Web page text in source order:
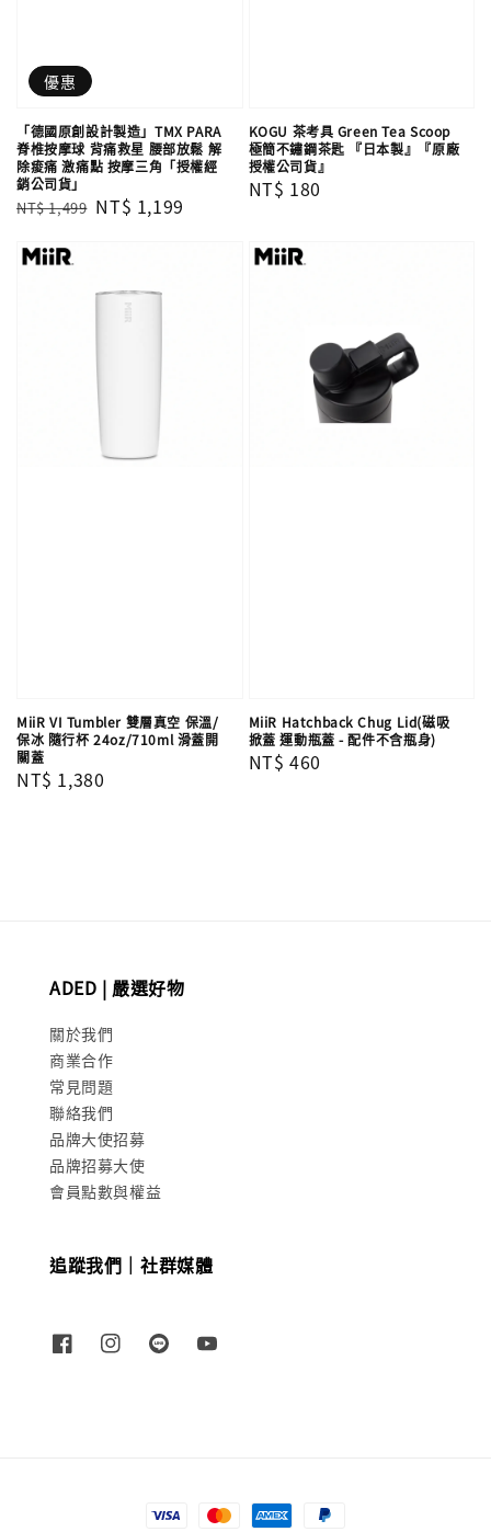
優惠
「德國原創設計製造」TMX PARA
脊椎按摩球 背痛救星 腰部放鬆 解
除痠痛 激痛點 按摩三角「授權經
銷公司貨」
Regular
NT$ 1,499 Sale
NT$ 1,199
KOGU 茶考具 Green Tea Scoop
極簡不鏽鋼茶匙 『日本製』『原廠
授權公司貨』
Regular
NT$ 180
MiiR VI Tumbler 雙層真空 保溫/
保冰 隨行杯 24oz/710ml 滑蓋開
關蓋
Regular
NT$ 1,380
MiiR Hatchback Chug Lid(磁吸
掀蓋 運動瓶蓋 - 配件不含瓶身)
Regular
NT$ 460
ADED | 嚴選好物
關於我們
商業合作
常見問題
聯絡我們
品牌大使招募
品牌招募大使
會員點數與權益
追蹤我們｜社群媒體